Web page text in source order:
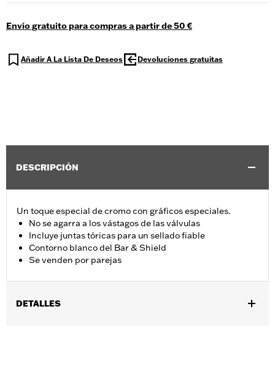
Envío gratuito para compras a partir de 50 €
Añadir A La Lista De Deseos Devoluciones gratuitas
DESCRIPCIÓN
Un toque especial de cromo con gráficos especiales.
No se agarra a los vástagos de las válvulas
Incluye juntas tóricas para un sellado fiable
Contorno blanco del Bar & Shield
Se venden por parejas
DETALLES